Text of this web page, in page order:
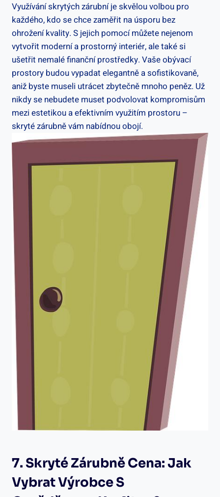
Využívání skrytých zárubní je skvělou volbou pro
každého, kdo se chce zaměřit na úsporu bez
ohrožení kvality. S jejich pomocí můžete nejenom
vytvořit moderní a prostorný interiér, ale také si
ušetřit nemalé finanční prostředky. Vaše obývací
prostory budou vypadat elegantně a sofistikovaně,
aniž byste museli utrácet zbytečně mnoho peněz. Už
nikdy se nebudete muset podvolovat kompromisům
mezi estetikou a efektivním využitím prostoru –
skryté zárubně vám nabídnou obojí.
7. Skryté Zárubně Cena: Jak
Vybrat Výrobce S